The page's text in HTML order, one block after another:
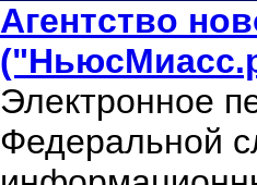
Агентство
Электронное
Федеральной